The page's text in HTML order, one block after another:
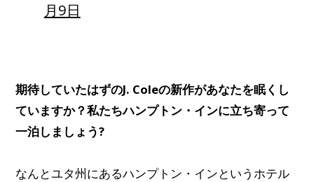
月9日
期待していたはずのJ. Coleの新作があなたを眠くし
ていますか？私たちハンプトン・インに立ち寄って
一泊しましょう?
なんとユタ州にあるハンプトン・インというホテル